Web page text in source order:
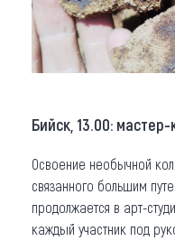
Бийск, 13.00:
Освоение необычной
связанного большим
продолжается в арт-
каждый участник под